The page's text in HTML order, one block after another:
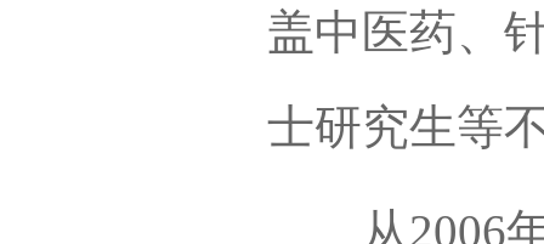
盖中医药、
士研究生等
从2006年